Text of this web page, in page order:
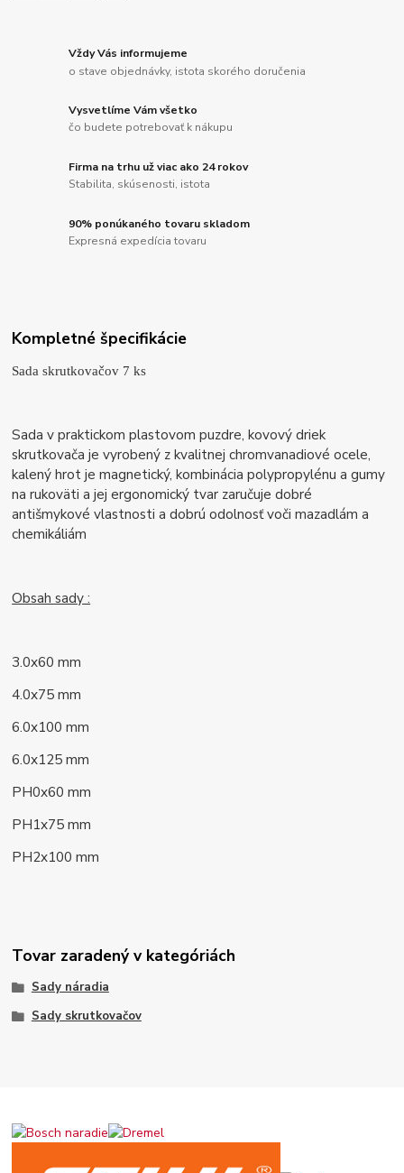
Vždy Vás informujeme
o stave objednávky, istota skorého doručenia
Vysvetlíme Vám všetko
čo budete potrebovať k nákupu
Firma na trhu už viac ako 24 rokov
Stabilita, skúsenosti, istota
90% ponúkaného tovaru skladom
Expresná expedícia tovaru
Kompletné špecifikácie
Sada skrutkovačov 7 ks
Sada v praktickom plastovom puzdre, kovový driek
skrutkovača je vyrobený z kvalitnej chromvanadiové ocele,
kalený hrot je magnetický, kombinácia polypropylénu a gumy
na rukoväti a jej ergonomický tvar zaručuje dobré
antišmykové vlastnosti a dobrú odolnosť voči mazadlám a
chemikáliám
Obsah sady :
3.0x60 mm
4.0x75 mm
6.0x100 mm
6.0x125 mm
PH0x60 mm
PH1x75 mm
PH2x100 mm
Tovar zaradený v kategóriách
Sady náradia
Sady skrutkovačov